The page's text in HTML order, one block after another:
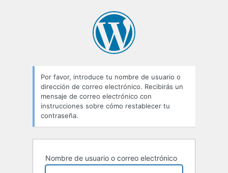
Por favor, introduce tu nombre de usuario o
dirección de correo electrónico. Recibirás un
mensaje de correo electrónico con
instrucciones sobre cómo restablecer tu
contraseña.
Nombre de usuario o correo electrónico